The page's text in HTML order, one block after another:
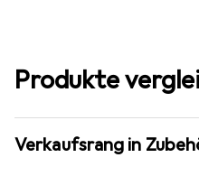
Produkte
Verkaufsrang in